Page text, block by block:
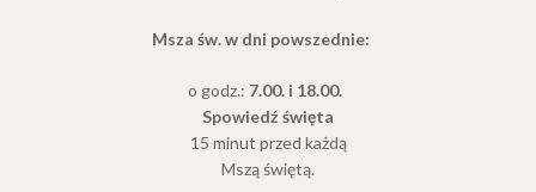
Msza św. w dni powszednie:
o godz.: 7.00. i 18.00.
Spowiedź święta
15 minut przed każdą
Mszą świętą.